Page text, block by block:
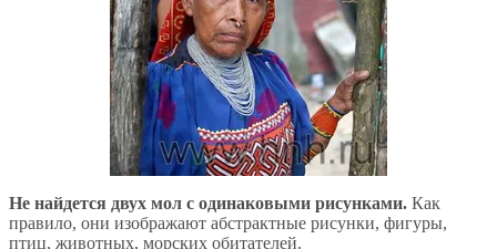
Не найдется двух мол с одинаковыми рисунками. Как
правило, они изображают абстрактные рисунки, фигуры,
птиц, животных, морских обитателей.